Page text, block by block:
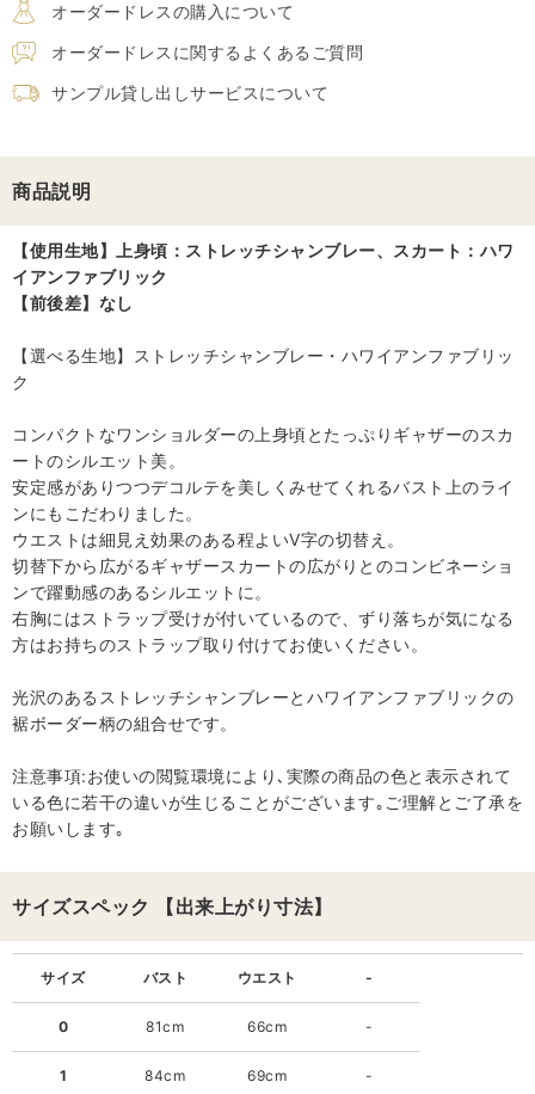
オーダードレスの購入について
オーダードレスに関するよくあるご質問
サンプル貸し出しサービスについて
商品説明
【使用生地】上身頃：ストレッチシャンブレー、スカート：ハワ
イアンファブリック
【前後差】なし
【選べる生地】ストレッチシャンブレー・ハワイアンファブリッ
ク
コンパクトなワンショルダーの上身頃とたっぷりギャザーのスカ
ートのシルエット美。
安定感がありつつデコルテを美しくみせてくれるバスト上のライ
ンにもこだわりました。
ウエストは細見え効果のある程よいV字の切替え。
切替下から広がるギャザースカートの広がりとのコンビネーショ
ンで躍動感のあるシルエットに。
右胸にはストラップ受けが付いているので、ずり落ちが気になる
方はお持ちのストラップ取り付けてお使いください。
光沢のあるストレッチシャンブレーとハワイアンファブリックの
裾ボーダー柄の組合せです。
注意事項:お使いの閲覧環境により､実際の商品の色と表示されて
いる色に若干の違いが生じることがございます｡ご理解とご了承を
お願いします｡
サイズスペック 【出来上がり寸法】
サイズ
0
1
バスト
81cm
84cm
ウエスト
66cm
69cm
-
-
-